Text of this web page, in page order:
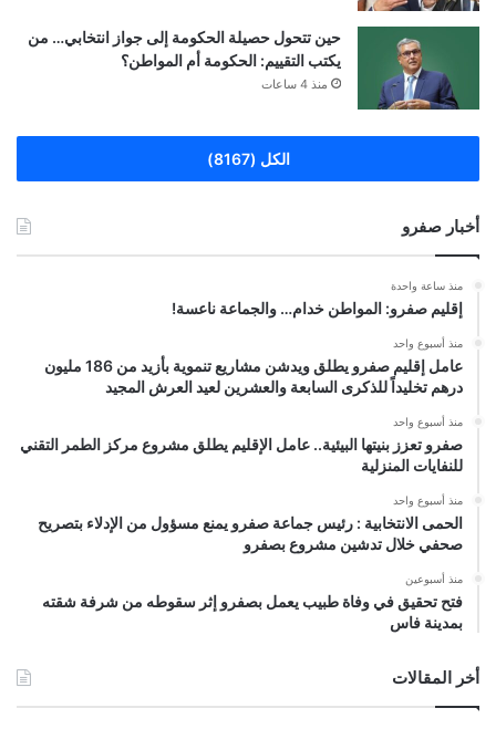
حين تتحول حصيلة الحكومة إلى جواز انتخابي… من
يكتب التقييم: الحكومة أم المواطن؟
منذ 4 ساعات
الكل (8167)
أخبار صفرو
منذ ساعة واحدة
إقليم صفرو: المواطن خدام… والجماعة ناعسة!
منذ أسبوع واحد
عامل إقليم صفرو يطلق ويدشن مشاريع تنموية بأزيد من 186 مليون
درهم تخليداً للذكرى السابعة والعشرين لعيد العرش المجيد
منذ أسبوع واحد
صفرو تعزز بنيتها البيئية.. عامل الإقليم يطلق مشروع مركز الطمر التقني
للنفايات المنزلية
منذ أسبوع واحد
الحمى الانتخابية : رئيس جماعة صفرو يمنع مسؤول من الإدلاء بتصريح
صحفي خلال تدشين مشروع بصفرو
منذ أسبوعين
فتح تحقيق في وفاة طبيب يعمل بصفرو إثر سقوطه من شرفة شقته
بمدينة فاس
أخر المقالات